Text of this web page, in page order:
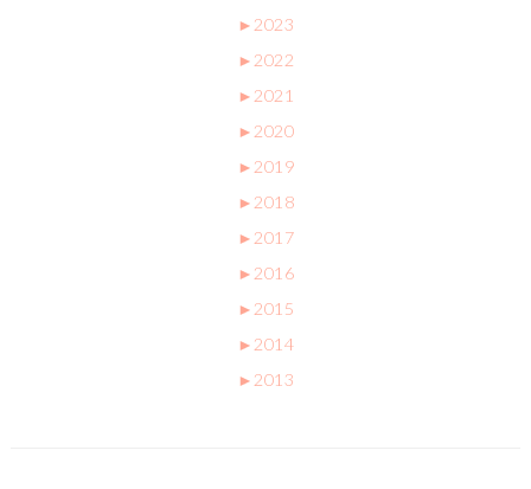
► 2023
► 2022
► 2021
► 2020
► 2019
► 2018
► 2017
► 2016
► 2015
► 2014
► 2013